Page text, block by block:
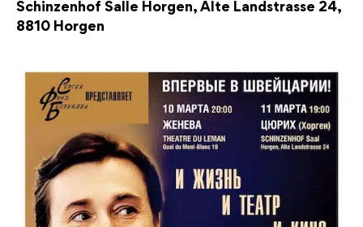
Schinzenhof Salle Horgen, Alte Landstrasse 24,
8810 Horgen